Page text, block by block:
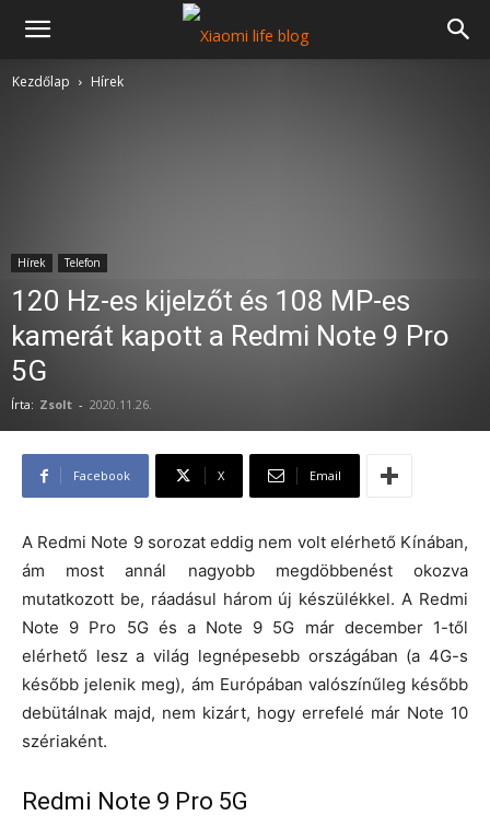
Kezdőlap Hírek
Hírek Telefon
120 Hz-es kijelzőt és 108 MP-es
kamerát kapott a Redmi Note 9 Pro
5G
Írta: Zsolt - 2020.11.26.
Facebook X Email
A Redmi Note 9 sorozat eddig nem volt elérhető Kínában,
ám most annál nagyobb megdöbbenést okozva
mutatkozott be, ráadásul három új készülékkel. A Redmi
Note 9 Pro 5G és a Note 9 5G már december 1-től
elérhető lesz a világ legnépesebb országában (a 4G-s
később jelenik meg), ám Európában valószínűleg később
debütálnak majd, nem kizárt, hogy errefelé már Note 10
szériaként.
Redmi Note 9 Pro 5G